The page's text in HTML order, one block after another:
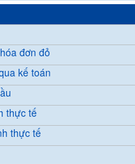
đơn đỏ
kế toán
thực tế
thực tế